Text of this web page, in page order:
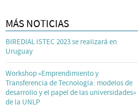
MÁS NOTICIAS
BIREDIAL ISTEC 2023 se realizará en
Uruguay
Workshop «Emprendimiento y
Transferencia de Tecnología: modelos de
desarrollo y el papel de las universidades»
de la UNLP